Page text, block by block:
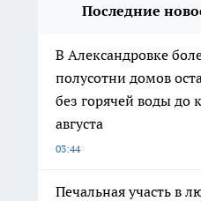
Последние
В Александровке
полусотни домов
без горячей воды до
августа
03:44
Печальная участь в